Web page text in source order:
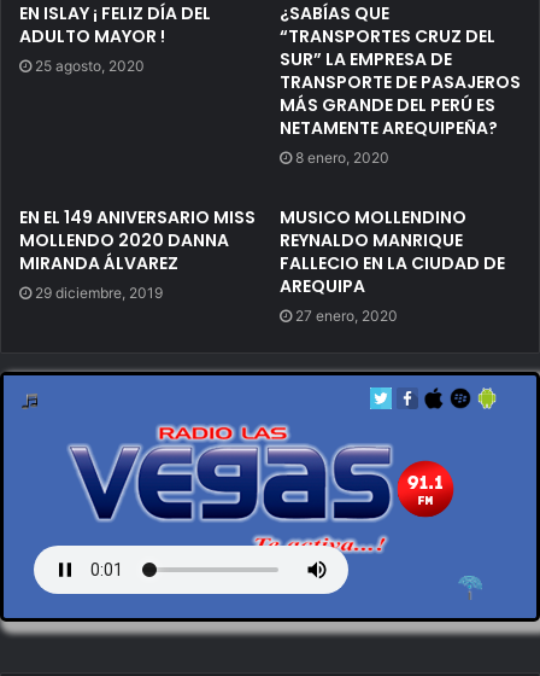
EN ISLAY ¡ FELIZ DÍA DEL
ADULTO MAYOR !
25 agosto, 2020
¿SABÍAS QUE
“TRANSPORTES CRUZ DEL
SUR” LA EMPRESA DE
TRANSPORTE DE PASAJEROS
MÁS GRANDE DEL PERÚ ES
NETAMENTE AREQUIPEÑA?
8 enero, 2020
EN EL 149 ANIVERSARIO MISS
MOLLENDO 2020 DANNA
MIRANDA ÁLVAREZ
29 diciembre, 2019
MUSICO MOLLENDINO
REYNALDO MANRIQUE
FALLECIO EN LA CIUDAD DE
AREQUIPA
27 enero, 2020